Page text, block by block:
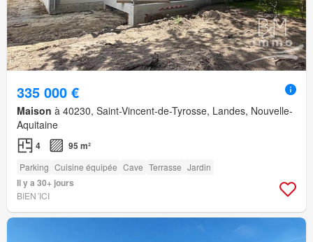
335 000 €
Maison à 40230, Saint-Vincent-de-Tyrosse, Landes, Nouvelle-
Aquitaine
4 95 m²
Parking Cuisine équipée Cave Terrasse Jardin
Il y a 30+ jours
BIEN´ICI